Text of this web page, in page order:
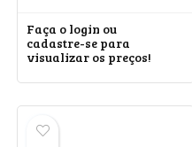
Faça o login ou
cadastre-se para
visualizar os preços!